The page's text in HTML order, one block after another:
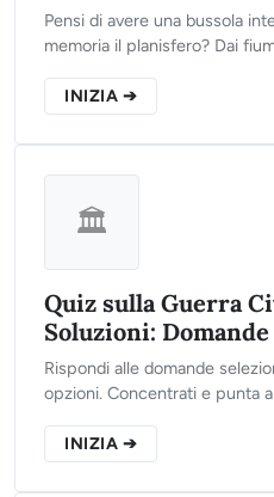
Pensi di avere una bussola
memoria il planisfero? Dai
domande del nostro test e
INIZIA ➔
🏛️
Quiz sulla Guerra
Soluzioni:
Rispondi alle domande
opzioni. Concentrati e punta
INIZIA ➔